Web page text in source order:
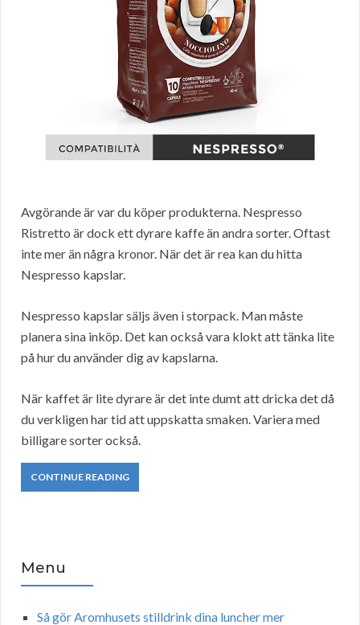
Avgörande är var du köper produkterna. Nespresso
Ristretto är dock ett dyrare kaffe än andra sorter. Oftast
inte mer än några kronor. När det är rea kan du hitta
Nespresso kapslar.
Nespresso kapslar säljs även i storpack. Man måste
planera sina inköp. Det kan också vara klokt att tänka lite
på hur du använder dig av kapslarna.
När kaffet är lite dyrare är det inte dumt att dricka det då
du verkligen har tid att uppskatta smaken. Variera med
billigare sorter också.
CONTINUE READING
Menu
Så gör Aromhusets stilldrink dina luncher mer